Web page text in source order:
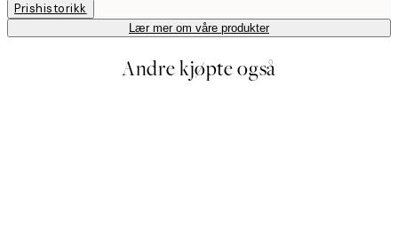
Prishistorikk
Lær mer om våre produkter
Andre kjøpte også